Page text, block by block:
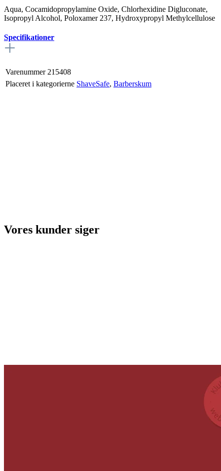
Aqua, Cocamidopropylamine Oxide, Chlorhexidine Digluconate,
Isopropyl Alcohol, Poloxamer 237, Hydroxypropyl Methylcellulose
Specifikationer
Varenummer 215408
Placeret i kategorierne ShaveSafe, Barberskum
Vores kunder siger